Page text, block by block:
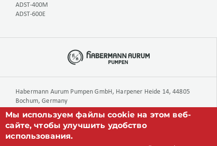
ADST-400M
ADST-600E
Habermann Aurum Pumpen GmbH, Harpener Heide 14, 44805
Bochum, Germany
+49 234 893 570 0
info@aurumpumpen.de
Мы используем файлы cookie на этом веб-
сайте, чтобы улучшить удобство
использования.